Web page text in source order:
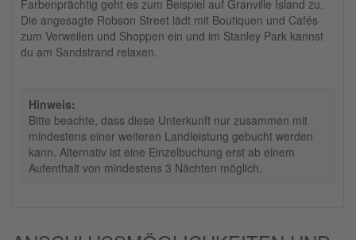
Farbenprächtig geht es zum Beispiel auf Granville Island zu.
Die angesagte Robson Street lädt mit Boutiquen und Cafés
zum Verweilen und Shoppen ein und im Stanley Park kannst
du am Sandstrand relaxen.
Hinweis:
Bitte beachte, dass diese Unterkunft nur zusammen mit
mindestens einer weiteren Landleistung gebucht werden
kann. Alternativ ist eine Einzelbuchung erst ab einem
Aufenthalt von mindestens 3 Nächten möglich.